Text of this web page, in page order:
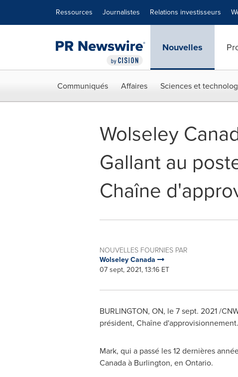
Ressources Journalistes Relations investisseurs
Nouvelles
Communiqués Affaires Sciences et
Wolseley
Gallant au
Chaîne
NOUVELLES FOURNIES PAR
Wolseley Canada
07 sept, 2021, 13:16 ET
BURLINGTON, ON, le 7 sept. 2021 /
président, Chaîne d'approvisionnement.
Mark, qui a passé les 12 dernières
Canadaà Burlington, en Ontario.